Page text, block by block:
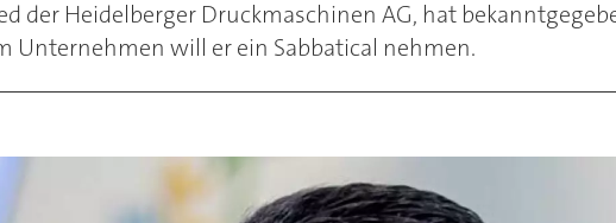
der Heidelberger Druckmaschinen AG, hat
Unternehmen will er ein Sabbatical nehmen.